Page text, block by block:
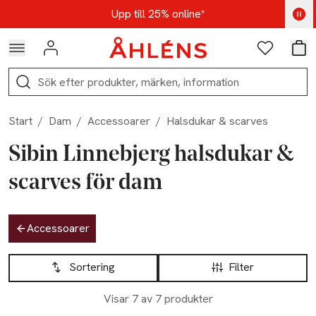
Hoppa till navigationsmenynUpp till 25% online*
Kod: AUG25 - Shoppa nu
Logga in Favoriter
Sök
Start / Dam / Accessoarer / Halsdukar & scarves
Sibin Linnebjerg halsdukar &
scarves för dam
Hoppa till produktsidan
Accessoarer
Hoppa till produktsidan
Filter
Sortering
Visar 7 av 7 produkter
Lista över produkter